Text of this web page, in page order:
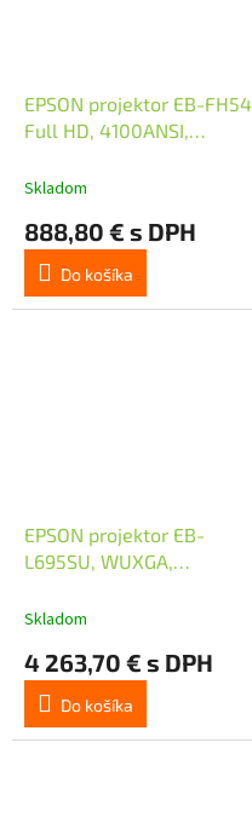
EPSON projektor EB-FH54,
Full HD, 4100ANSI,
Miracast, Airplay
Skladom
888,80 € s DPH
Do košíka
EPSON projektor EB-
L695SU, WUXGA,
NFC, Airplay
Skladom
4 263,70 € s DPH
Do košíka